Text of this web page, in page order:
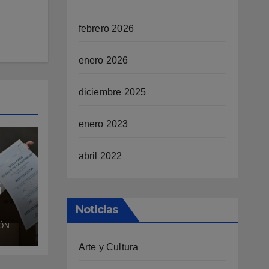
febrero 2026
enero 2026
diciembre 2025
enero 2023
abril 2022
Noticias
Arte y Cultura